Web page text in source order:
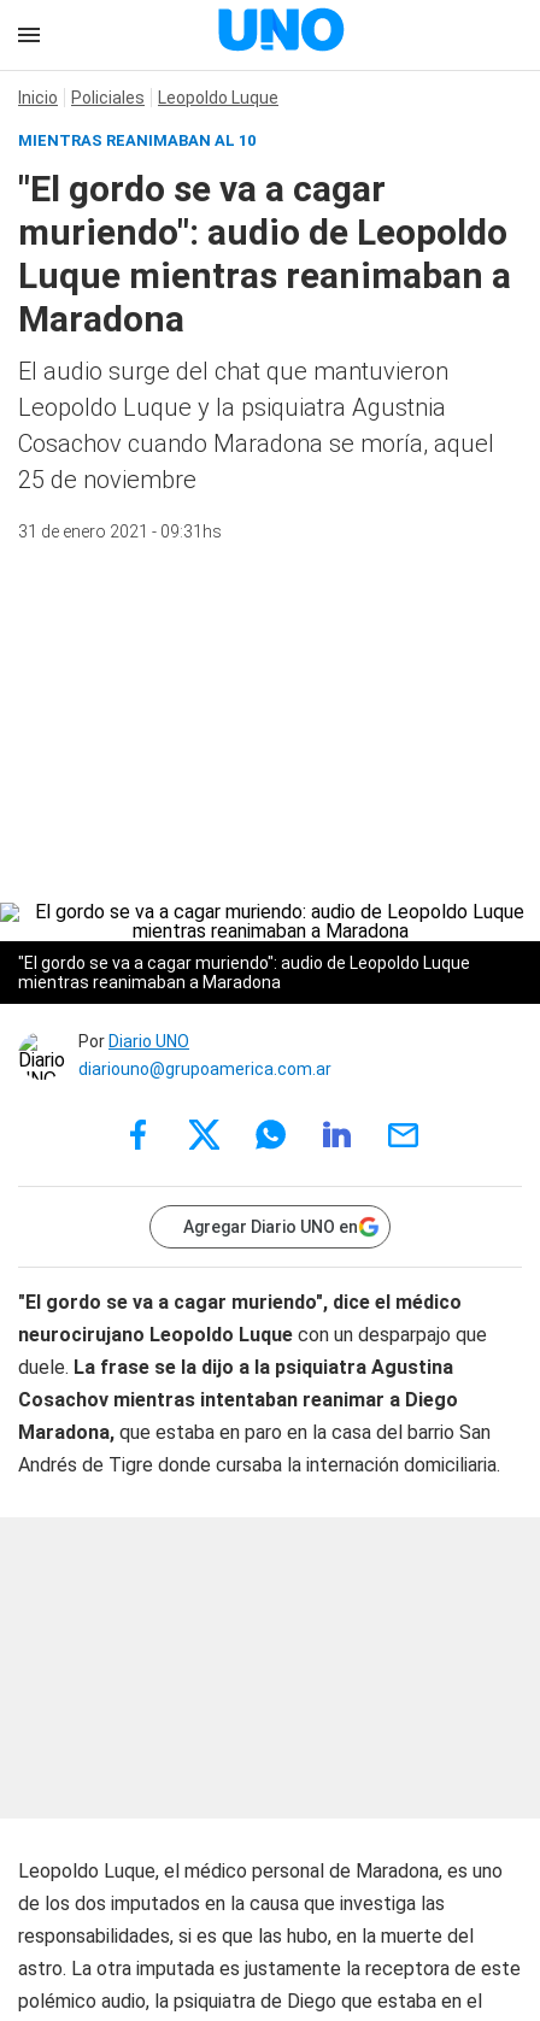
Inicio Policiales Leopoldo Luque
MIENTRAS REANIMABAN AL 10
"El gordo se va a cagar
muriendo": audio de Leopoldo
Luque mientras reanimaban a
Maradona
El audio surge del chat que mantuvieron
Leopoldo Luque y la psiquiatra Agustnia
Cosachov cuando Maradona se moría, aquel
25 de noviembre
31 de enero 2021 - 09:31hs
"El gordo se va a cagar muriendo": audio de Leopoldo Luque
mientras reanimaban a Maradona
Por Diario UNO
diariouno@grupoamerica.com.ar
Agregar Diario UNO en
"El gordo se va a cagar muriendo", dice el médico
neurocirujano Leopoldo Luque con un desparpajo que
duele. La frase se la dijo a la psiquiatra Agustina
Cosachov mientras intentaban reanimar a Diego
Maradona, que estaba en paro en la casa del barrio San
Andrés de Tigre donde cursaba la internación domiciliaria.
Leopoldo Luque, el médico personal de Maradona, es uno
de los dos imputados en la causa que investiga las
responsabilidades, si es que las hubo, en la muerte del
astro. La otra imputada es justamente la receptora de este
polémico audio, la psiquiatra de Diego que estaba en el